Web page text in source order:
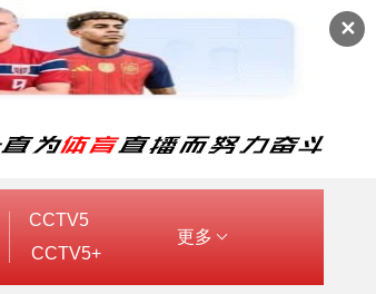
✕
CCTV5
CCTV5+
更多